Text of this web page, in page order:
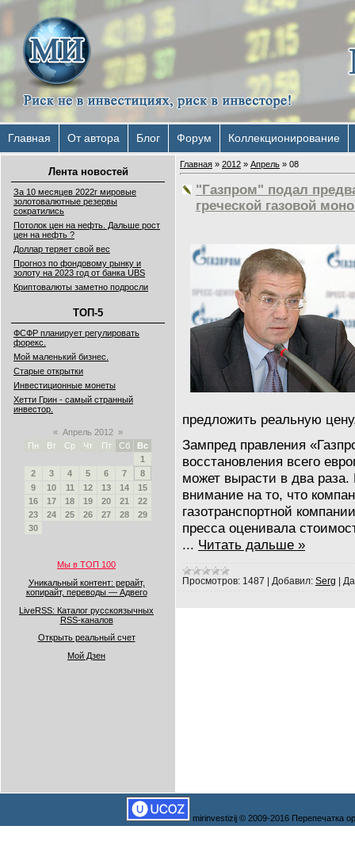
Главная От автора Блог Форум Коллекционирование
Лента новостей
За 10 месяцев 2022г мировые
золотовалютные резервы
сократились
Потолок цен на нефть. Дальше рост
цен на нефть ?
Доллар теряет свой вес
Прогноз по фондовому рынку и
золоту на 2023 год от банка UBS
Криптовалюты заметно подросли
ТОП-5
ФСФР планирует регулировать
форекс.
Мой маленький бизнес.
Старые открытки
Инвестиционные монеты
Хетти Грин - самый странный
инвестор.
« Апрель 2012 »
Пн
Вт Ср Чт Пт Сб
Вс
1
2
3 4 5 6 7
8
9
10 11 12 13 14
15
16
17 18 19 20 21
22
23
24 25 26 27 28
29
30
Мы в ТОП 100
Уникальный контент: рерайт,
копирайт, переводы — Адвего
LiveRSS: Каталог русскоязычных
RSS-каналов
Открыть реальный счет
Мой Дзен
Главная » 2012 » Апрель » 08
"Газпром" подал
греческой газовой
предложить реальную
Зампред правления
восстановления всего
может вырасти в два
внимание на то, что
газотранспортной
пресса оценивала
... Читать дальше »
Просмотров: 1487 Добавил: Serg
mirinvestizij © 2009-2016 Перепечатка